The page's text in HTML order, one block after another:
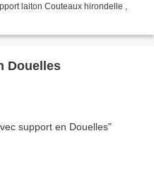
laiton Couteaux hirondelle ,
Douelles